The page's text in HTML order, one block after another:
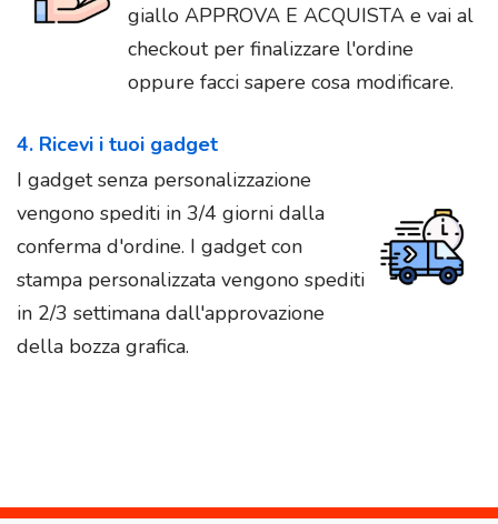
giallo APPROVA E ACQUISTA e vai al
checkout per finalizzare l'ordine
oppure facci sapere cosa modificare.
4. Ricevi i tuoi gadget
I gadget senza personalizzazione
vengono spediti in 3/4 giorni dalla
conferma d'ordine. I gadget con
stampa personalizzata vengono spediti
in 2/3 settimana dall'approvazione
della bozza grafica.